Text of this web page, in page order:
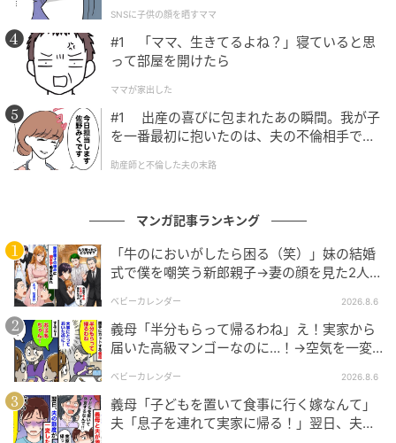
しスキルアップ中。日々子どもたちに癒やされなが
ら、忙しくにぎやかな毎日を送る。
イラスト：yoichigo
※ベビーカレンダーが独自に実施したアンケートで集
めた読者様の体験談をもとに記事化しています
元記事で読む
クリエイター情報
ベビーカレンダー
ベビーカレンダーは妊娠・出産・育児の情報サイト
です。みんなのクチコミや体験談から産婦人科検
000万人以上。
作品をもっとみる
SNSに子供の顔を晒すママ
#1 「ママ、生きてるよね？」寝ていると思
って部屋を開けたら
ママが家出した
#1 出産の喜びに包まれたあの瞬間。我が子
を一番最初に抱いたのは、夫の不倫相手でし
助産師と不倫した夫の末路
マンガ記事ランキング
「牛のにおいがしたら困る（笑）」妹の結婚
式で僕を嘲笑う新郎親子→妻の顔を見た2人が
ベビーカレンダー 2026.8.6
義母「半分もらって帰るわね」え！実家から
届いた高級マンゴーなのに…！→空気を一変
ベビーカレンダー 2026.8.6
義母「子どもを置いて食事に行く嫁なんて」
夫「息子を連れて実家に帰る！」翌日、夫が